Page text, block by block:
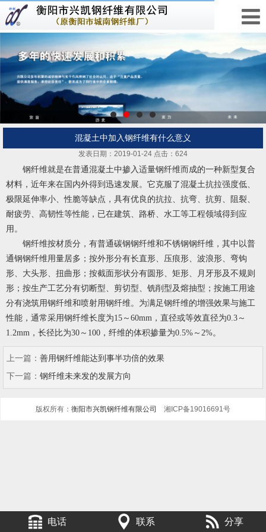
混凝土中加入钢纤维有什么意义
发表日期：2019-01-24 点击：624
钢纤维就是在普通混凝土中掺入适量钢纤维而成的一种新型复合
材料，近年来在国内外得到迅速发展。它克服了混凝土抗拉强度低、
极限延伸率小、性脆等缺点，具有优良的抗拉、抗弯、抗剪、阻裂、
耐疲劳、高韧性等性能，已在建筑、路桥、水工等工程领域得到应
用。
钢纤维按材质分，有普通碳钢钢纤维和不锈钢钢纤维，其中以普
通钢钢纤维用量居多；按外形分有长直形、压痕形、波浪形、弯钩
形、大头形、扭曲形；按截面形状分有圆形、矩形、月牙形及不规则
形；按生产工艺分有切断型、剪切型、铣削型及熔抽型；按施工用途
分有浇筑用钢纤维和喷射用钢纤维。为满足钢纤维的增强效果与施工
性能，通常采用钢纤维长度为15～60mm，直径或等效直径为0.3～
1.2mm，长径比为30～100，纤维的体积掺量为0.5%～2%。
上一篇： 善用钢纤维能达到事半功倍的效果
下一篇： 钢纤维未来发的发展方向
版权所有： 衡阳市兴凯钢纤维有限公司 湘ICP备19016691号
电话 联系 分享